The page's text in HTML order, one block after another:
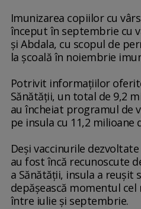
Imunizarea copiilor cu
început în septembrie cu
şi Abdala, cu scopul de
la şcoală în noiembrie
Potrivit informaţiilor
Sănătăţii, un total de 9,2
au încheiat programul de
pe insula cu 11,2 milioane
Deşi vaccinurile
au fost încă recunoscute
a Sănătăţii, insula a reuşit
depăşească momentul
între iulie şi septembrie.